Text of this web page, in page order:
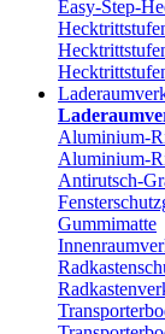
Easy-Step-
Aluminium-
Aluminium-
Antirutsch-
Gummimatte